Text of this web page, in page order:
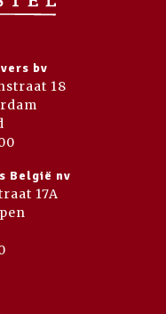
bv
18
België nv
17A